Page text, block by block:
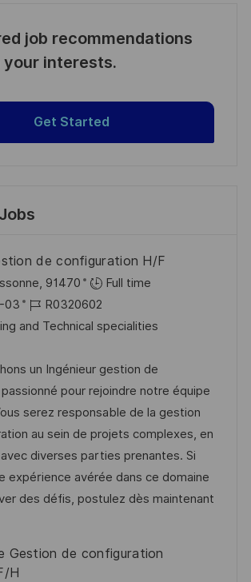
job recommendations
your interests.
Get Started
de configuration H/F
91470
Full time
03
J
o
-
I
D
R0320602
and Technical specialities
un Ingénieur gestion de
pour rejoindre notre équipe
serez responsable de la gestion
au sein de projets complexes, en
diverses parties prenantes. Si
expérience avérée dans ce domaine
des défis, postulez dès maintenant
Gestion de configuration
H